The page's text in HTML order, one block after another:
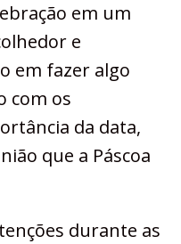
em um
e
em fazer algo
com os
da data,
que a Páscoa
durante as